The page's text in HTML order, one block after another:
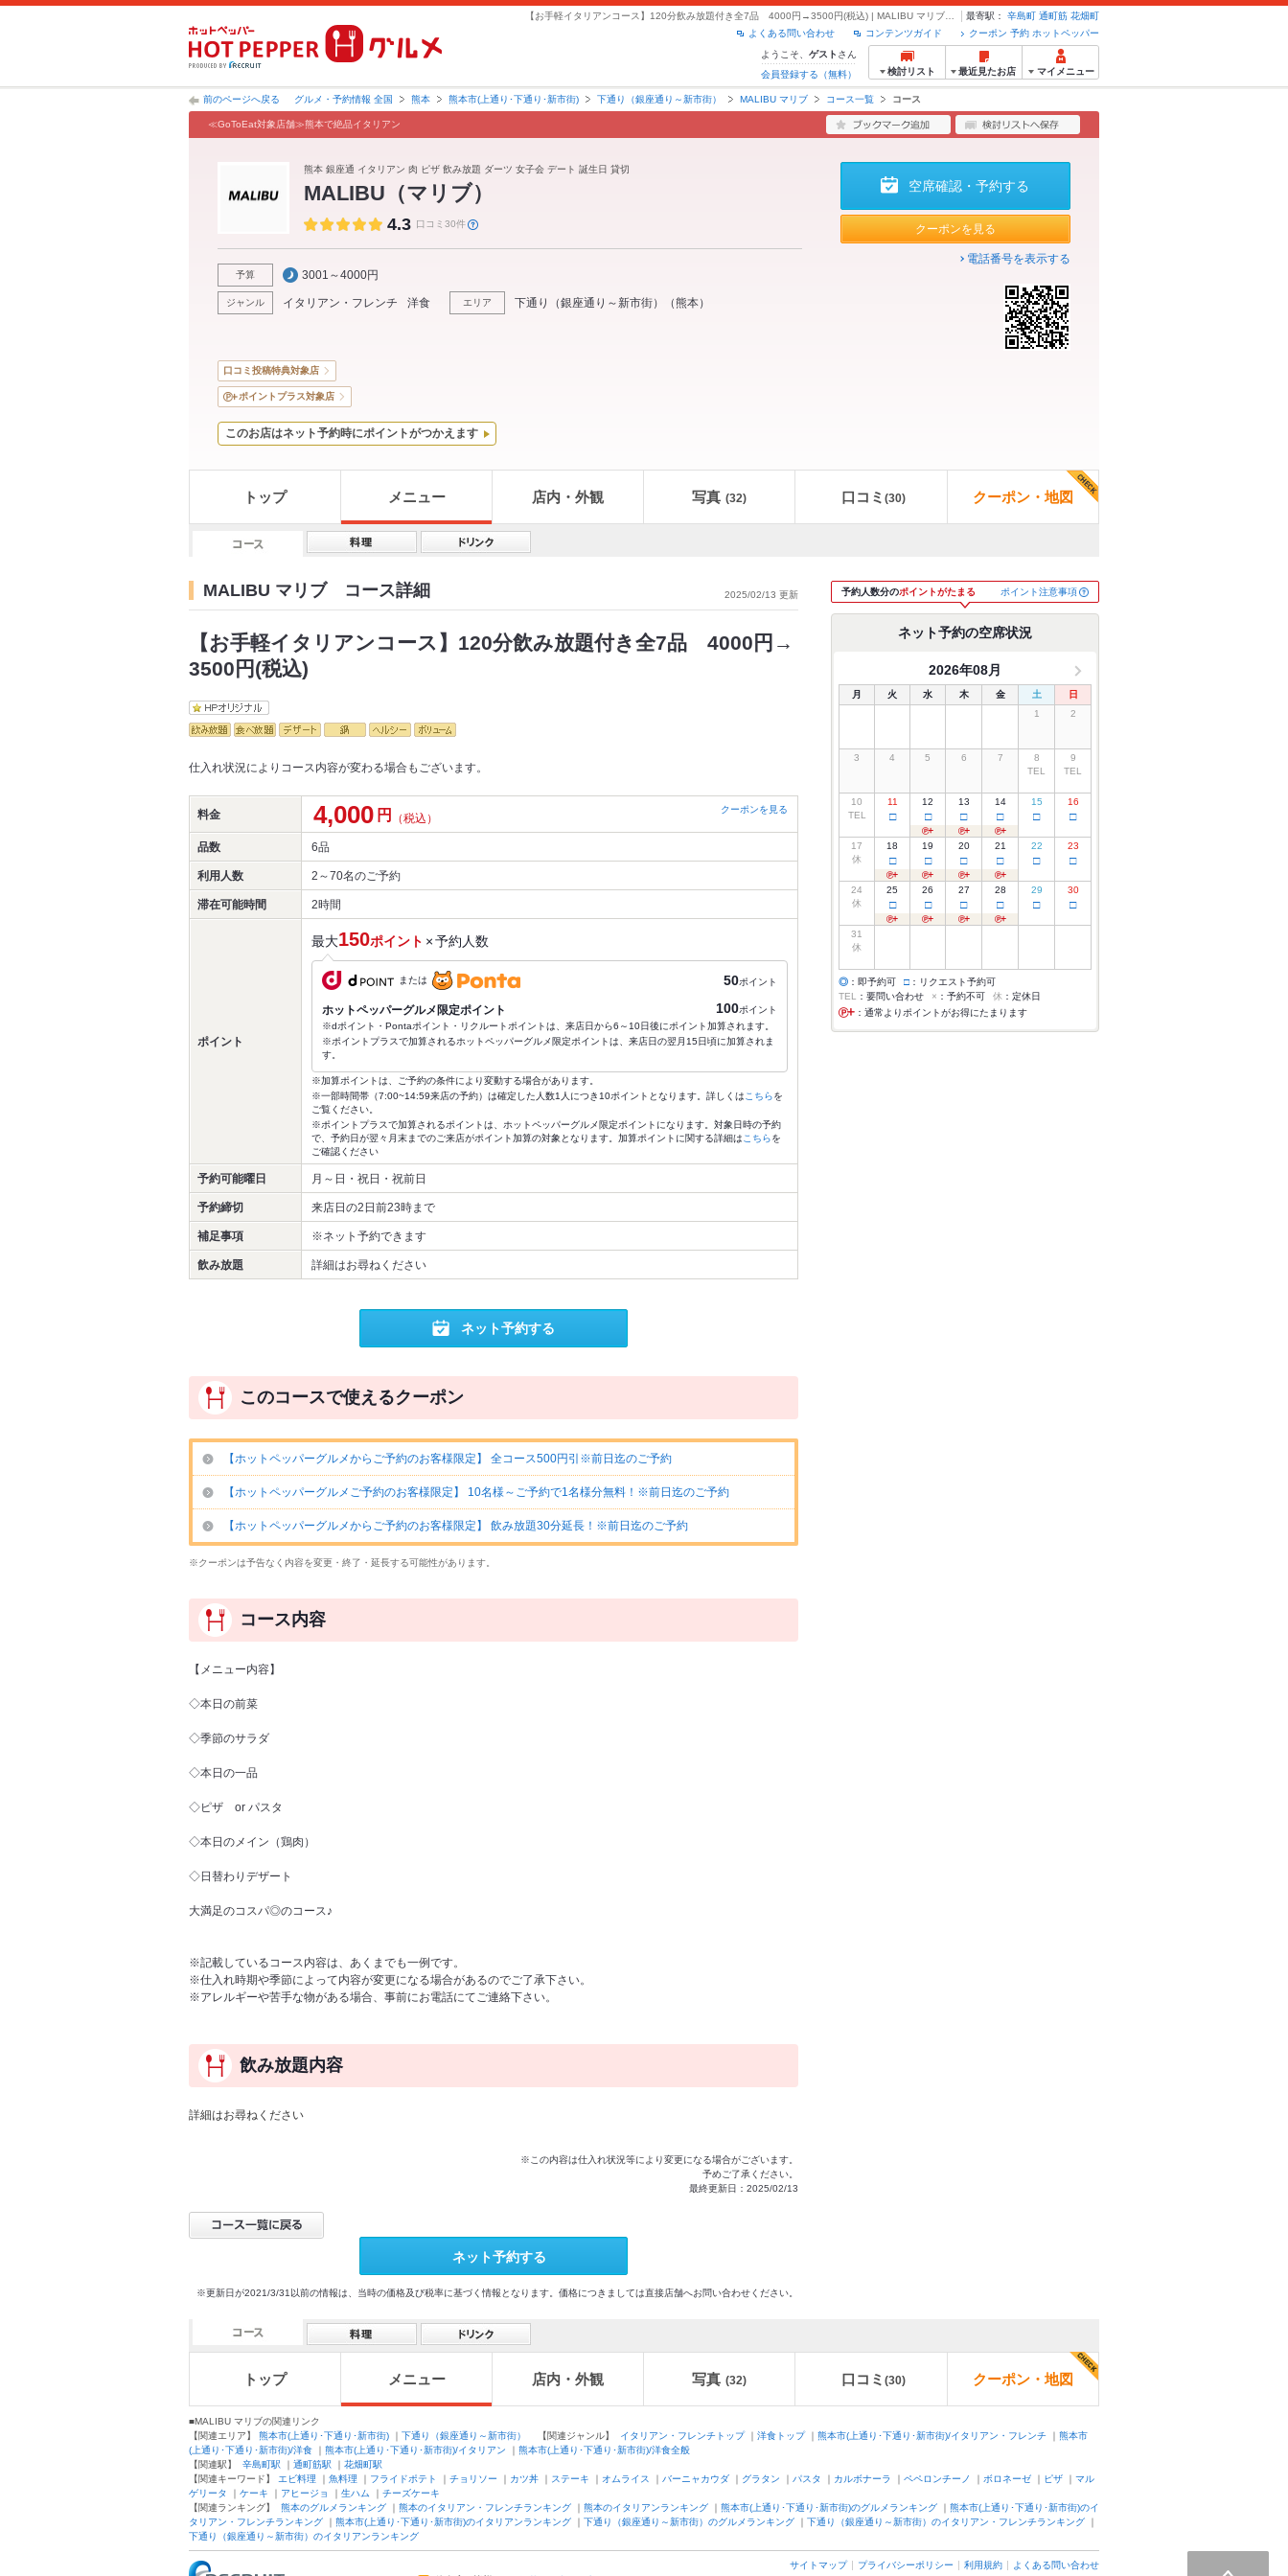
最寄駅： 辛島町 通町筋 花畑町
クーポン 予約 ホットペッパー
コンテンツガイド
よくある問い合わせ
ようこそ、 ゲスト さん
会員登録する（無料）
検討リスト 最近見たお店 マイメニュー
前のページへ戻る グルメ・予約情報 全国 熊本 熊本市(上通り･下通り･新市街) 下通り（銀座通り～新市街） MALIBU マリブ コース一覧 コース
≪GoToEat対象店舗≫熊本で絶品イタリアン
熊本 銀座通 イタリアン 肉 ピザ 飲み放題 ダーツ 女子会 デート 誕生日 貸切
MALIBU（マリブ）
4.3 口コミ30件
予算 3001～4000円
ジャンル イタリアン・フレンチ 洋食 エリア 下通り（銀座通り～新市街） （熊本）
空席確認・予約する
クーポンを見る
電話番号を表示する
口コミ投稿特典対象店
ポイントプラス対象店
このお店はネット予約時にポイントがつかえます
トップ メニュー 店内・外観 写真 (32) 口コミ (30) クーポン・地図
MALIBU マリブ コース詳細 2025/02/13 更新
【お手軽イタリアンコース】120分飲み放題付き全7品 4000円→
3500円(税込)
仕入れ状況によりコース内容が変わる場合もございます。
料金 4,000 円 （税込）
クーポンを見る
品数 6品
利用人数 2～70名のご予約
滞在可能時間 2時間
ポイント
最大150ポイント ×予約人数
または 50ポイント
ホットペッパーグルメ限定ポイント 100ポイント
※dポイント・Pontaポイント・リクルートポイントは、来店日から6～10日後にポイント加算されます。
※ポイントプラスで加算されるホットペッパーグルメ限定ポイントは、来店日の翌月15日頃に加算されま
す。
※加算ポイントは、ご予約の条件により変動する場合があります。
※一部時間帯（7:00~14:59来店の予約）は確定した人数1人につき10ポイントとなります。詳しくは こちらを
ご覧ください。
※ポイントプラスで加算されるポイントは、ホットペッパーグルメ限定ポイントになります。対象日時の予約
で、予約日が翌々月末までのご来店がポイント加算の対象となります。加算ポイントに関する詳細は こちらを
ご確認ください
予約可能曜日 月～日・祝日・祝前日
予約締切 来店日の2日前23時まで
補足事項 ※ネット予約できます
飲み放題 詳細はお尋ねください
ネット予約する
このコースで使えるクーポン
【ホットペッパーグルメからご予約のお客様限定】 全コース500円引※前日迄のご予約
【ホットペッパーグルメご予約のお客様限定】 10名様～ご予約で1名様分無料！※前日迄のご予約
【ホットペッパーグルメからご予約のお客様限定】 飲み放題30分延長！※前日迄のご予約
※クーポンは予告なく内容を変更・終了・延長する可能性があります。
コース内容
【メニュー内容】
◇本日の前菜
◇季節のサラダ
◇本日の一品
◇ピザ or パスタ
◇本日のメイン（鶏肉）
◇日替わりデザート
大満足のコスパ◎のコース♪
※記載しているコース内容は、あくまでも一例です。
※仕入れ時期や季節によって内容が変更になる場合があるのでご了承下さい。
※アレルギーや苦手な物がある場合、事前にお電話にてご連絡下さい。
飲み放題内容
詳細はお尋ねください
※この内容は仕入れ状況等により変更になる場合がございます。
予めご了承ください。
最終更新日：2025/02/13
ネット予約する
※更新日が2021/3/31以前の情報は、当時の価格及び税率に基づく情報となります。価格につきましては直接店舗へお問い合わせください。
予約人数分のポイントがたまる ポイント注意事項
ネット予約の空席状況
2026年08月
月 火 水 木 金 土
日
1
2
3 4 5 6 7
8
TEL
9
TEL
10
TEL
11
□
12
□
13
□
14
□
15
□
16
□
17
休
18
□
19
□
20
□
21
□
22
□
23
□
24
休
25
□
26
□
27
□
28
□
29
□
30
□
31
休
◎ ：即予約可 □ ：リクエスト予約可
TEL
：要問い合わせ × ：予約不可 休 ：定休日
：通常よりポイントがお得にたまります
トップ メニュー 店内・外観 写真 (32) 口コミ (30) クーポン・地図
■MALIBU マリブの関連リンク
【関連エリア】 熊本市(上通り･下通り･新市街) ｜ 下通り（銀座通り～新市街） 【関連ジャンル】 イタリアン・フレンチトップ｜ 洋食トップ｜ 熊本市(上通り･下通り･新市街)/イタリアン・フレンチ ｜ 熊本市
(上通り･下通り･新市街)/洋食 ｜ 熊本市(上通り･下通り･新市街)/イタリアン ｜ 熊本市(上通り･下通り･新市街)/洋食全般
【関連駅】 辛島町駅 ｜ 通町筋駅 ｜ 花畑町駅
【関連キーワード】 エビ料理 ｜ 魚料理 ｜ フライドポテト ｜ チョリソー ｜ カツ丼 ｜ ステーキ ｜ オムライス ｜ バーニャカウダ ｜ グラタン ｜ パスタ ｜ カルボナーラ ｜ ペペロンチーノ ｜ ボロネーゼ ｜ ピザ ｜ マル
ゲリータ ｜ ケーキ ｜ アヒージョ ｜ 生ハム ｜ チーズケーキ
【関連ランキング】 熊本のグルメランキング ｜ 熊本のイタリアン・フレンチランキング ｜ 熊本のイタリアンランキング ｜ 熊本市(上通り･下通り･新市街)のグルメランキング ｜ 熊本市(上通り･下通り･新市街)のイ
タリアン・フレンチランキング ｜ 熊本市(上通り･下通り･新市街)のイタリアンランキング ｜ 下通り（銀座通り～新市街）のグルメランキング ｜ 下通り（銀座通り～新市街）のイタリアン・フレンチランキング ｜
下通り（銀座通り～新市街）のイタリアンランキング
サイトマップ プライバシーポリシー 利用規約
よくある問い合わせ